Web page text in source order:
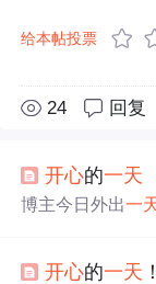
给本帖投票
24 回复
开心的一天
博主今日外出一
开心的一天 ！